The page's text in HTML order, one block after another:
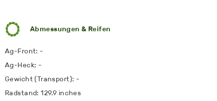
Abmessungen & Reifen
Ag-Front: -
Ag-Heck: -
Gewicht (Transport): -
Radstand: 129.9 inches